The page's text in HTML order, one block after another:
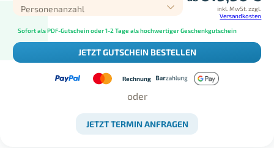
Personenanzahl inkl. MwSt. zzgl.
Versandkosten
Sofort als PDF-Gutschein oder 1-2 Tage als hochwertiger Geschenkgutschein
JETZT GUTSCHEIN BESTELLEN
Rechnung
oder
JETZT TERMIN ANFRAGEN